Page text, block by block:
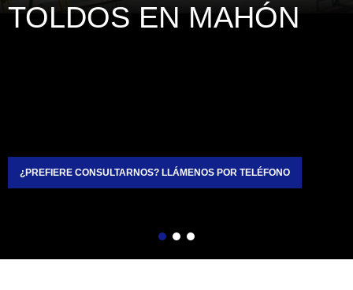
TOLDOS EN MAHÓN
¿PREFIERE CONSULTARNOS? LLÁMENOS POR TELÉFONO
Siguiente